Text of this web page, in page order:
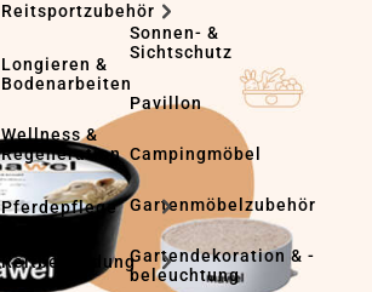
Reitsportzubehör
Longieren &
Bodenarbeiten
Wellness &
Regeneration
Pferdepflege
Reitbekleidung
Sonnen- &
Sichtschutz
Pavillon
Campingmöbel
Gartenmöbelzubehör
Gartendekoration & -
beleuchtung